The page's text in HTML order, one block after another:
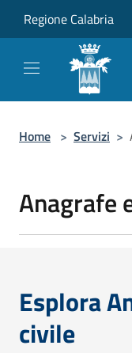
Regione Calabria
Home > Servizi >
Anagrafe
Esplora
civile